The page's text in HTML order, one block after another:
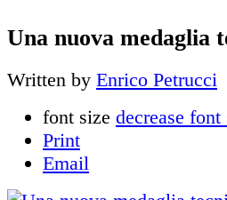
Una nuova medaglia
Written by Enrico Petrucci
font size decrease font
Print
Email